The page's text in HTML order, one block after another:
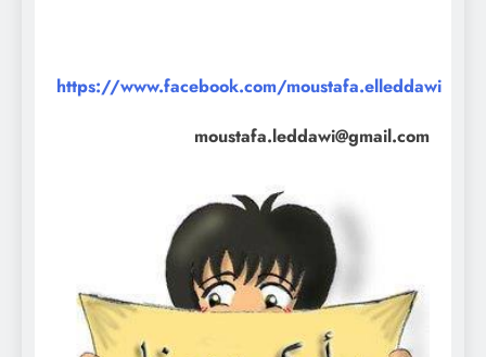
https://www.facebook.com/moustafa.elleddawi
moustafa.leddawi@gmail.com